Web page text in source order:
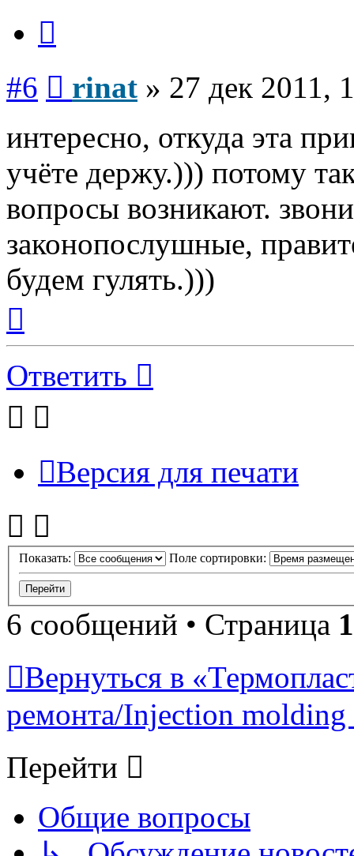
#6 rinat » 27 дек 2011,
интересно, откуда эта
учёте держу.))) потому
вопросы возникают.
законопослушные,
будем гулять.)))
началу
Ответить
Версия для печати
Показать: Поле сортировки:
6 сообщений • Страница 1
Вернуться в
ремонта/Injection molding
Перейти
Общие вопросы